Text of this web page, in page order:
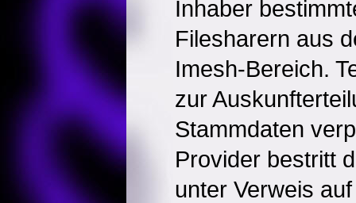
Inhaber
Filesharern aus
Imesh-Bereich.
zur
Stammdaten
Provider bestritt
unter Verweis